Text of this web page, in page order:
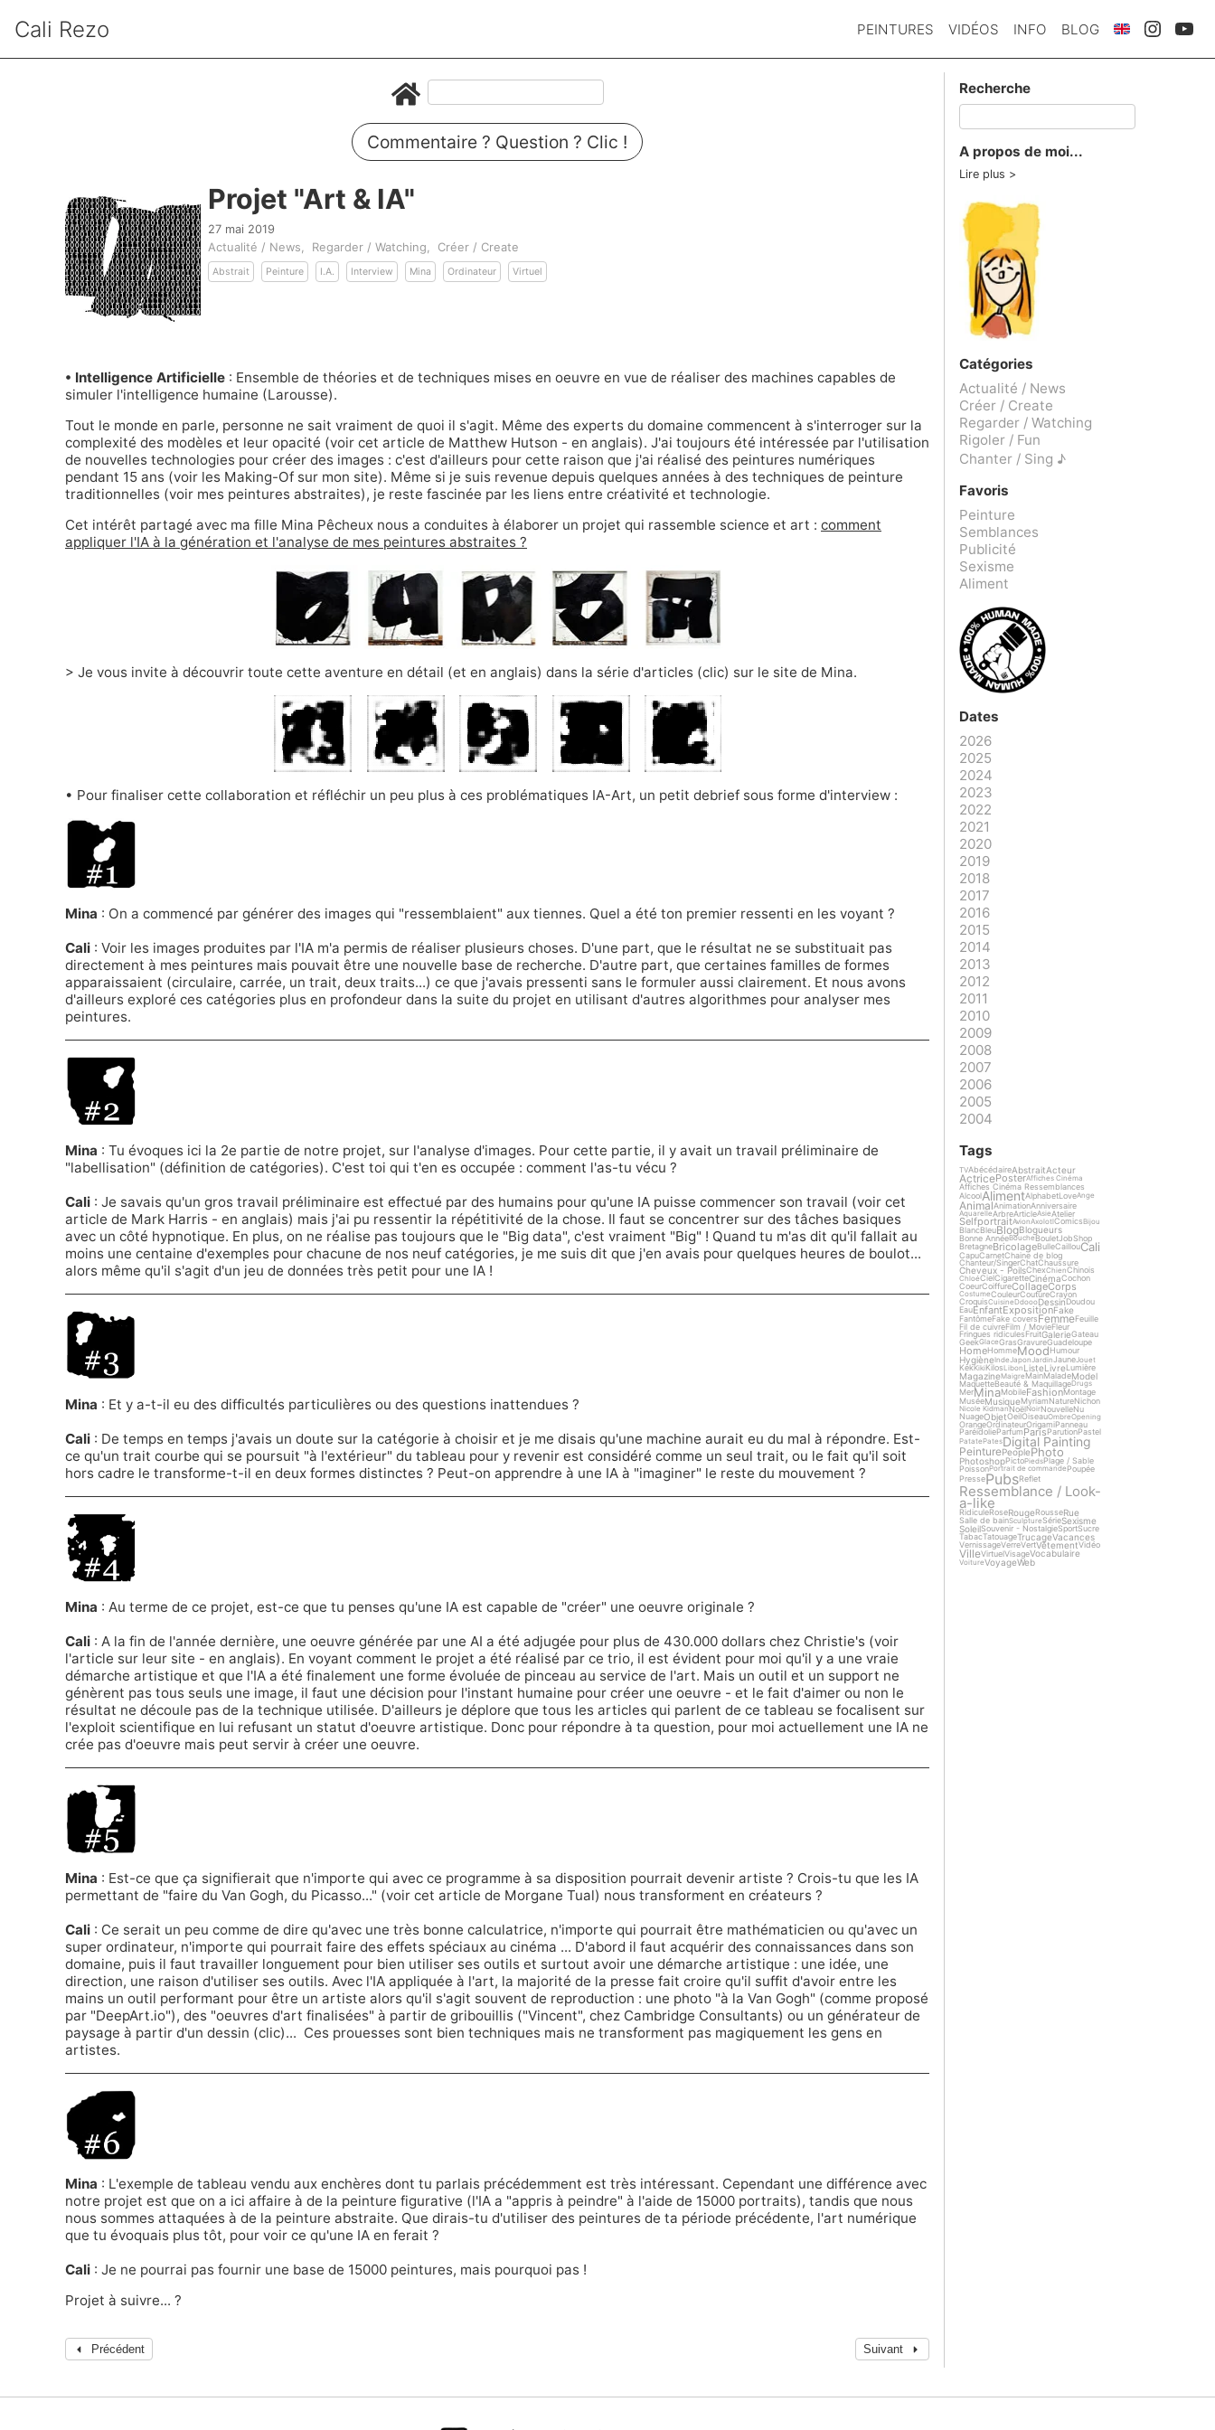
Cali Rezo PEINTURES VIDÉOS INFO BLOG
Commentaire ? Question ? Clic !
Projet "Art & IA"
27 mai 2019
Actualité / News Regarder / Watching Créer / Create
Abstrait Peinture I.A. Interview Mina Ordinateur Virtuel
• Intelligence Artificielle : Ensemble de théories et de techniques mises en oeuvre en vue de réaliser des machines capables de
simuler l'intelligence humaine (Larousse).
Tout le monde en parle, personne ne sait vraiment de quoi il s'agit. Même des experts du domaine commencent à s'interroger sur la
complexité des modèles et leur opacité (voir cet article de Matthew Hutson - en anglais). J'ai toujours été intéressée par l'utilisation
de nouvelles technologies pour créer des images : c'est d'ailleurs pour cette raison que j'ai réalisé des peintures numériques
pendant 15 ans (voir les Making-Of sur mon site). Même si je suis revenue depuis quelques années à des techniques de peinture
traditionnelles (voir mes peintures abstraites), je reste fascinée par les liens entre créativité et technologie.
Cet intérêt partagé avec ma fille Mina Pêcheux nous a conduites à élaborer un projet qui rassemble science et art : comment
appliquer l'IA à la génération et l'analyse de mes peintures abstraites ?
> Je vous invite à découvrir toute cette aventure en détail (et en anglais) dans la série d'articles (clic) sur le site de Mina.
• Pour finaliser cette collaboration et réfléchir un peu plus à ces problématiques IA-Art, un petit debrief sous forme d'interview :
Mina : On a commencé par générer des images qui "ressemblaient" aux tiennes. Quel a été ton premier ressenti en les voyant ?
Cali : Voir les images produites par l'IA m'a permis de réaliser plusieurs choses. D'une part, que le résultat ne se substituait pas
directement à mes peintures mais pouvait être une nouvelle base de recherche. D'autre part, que certaines familles de formes
apparaissaient (circulaire, carrée, un trait, deux traits...) ce que j'avais pressenti sans le formuler aussi clairement. Et nous avons
d'ailleurs exploré ces catégories plus en profondeur dans la suite du projet en utilisant d'autres algorithmes pour analyser mes
peintures.
Mina : Tu évoques ici la 2e partie de notre projet, sur l'analyse d'images. Pour cette partie, il y avait un travail préliminaire de
"labellisation" (définition de catégories). C'est toi qui t'en es occupée : comment l'as-tu vécu ?
Cali : Je savais qu'un gros travail préliminaire est effectué par des humains pour qu'une IA puisse commencer son travail (voir cet
article de Mark Harris - en anglais) mais j'ai pu ressentir la répétitivité de la chose. Il faut se concentrer sur des tâches basiques
avec un côté hypnotique. En plus, on ne réalise pas toujours que le "Big data", c'est vraiment "Big" ! Quand tu m'as dit qu'il fallait au
moins une centaine d'exemples pour chacune de nos neuf catégories, je me suis dit que j'en avais pour quelques heures de boulot...
alors même qu'il s'agit d'un jeu de données très petit pour une IA !
Mina : Et y a-t-il eu des difficultés particulières ou des questions inattendues ?
Cali : De temps en temps j'avais un doute sur la catégorie à choisir et je me disais qu'une machine aurait eu du mal à répondre. Est-
ce qu'un trait courbe qui se poursuit "à l'extérieur" du tableau pour y revenir est considéré comme un seul trait, ou le fait qu'il soit
hors cadre le transforme-t-il en deux formes distinctes ? Peut-on apprendre à une IA à "imaginer" le reste du mouvement ?
Mina : Au terme de ce projet, est-ce que tu penses qu'une IA est capable de "créer" une oeuvre originale ?
Cali : A la fin de l'année dernière, une oeuvre générée par une AI a été adjugée pour plus de 430.000 dollars chez Christie's (voir
l'article sur leur site - en anglais). En voyant comment le projet a été réalisé par ce trio, il est évident pour moi qu'il y a une vraie
démarche artistique et que l'IA a été finalement une forme évoluée de pinceau au service de l'art. Mais un outil et un support ne
génèrent pas tous seuls une image, il faut une décision pour l'instant humaine pour créer une oeuvre - et le fait d'aimer ou non le
résultat ne découle pas de la technique utilisée. D'ailleurs je déplore que tous les articles qui parlent de ce tableau se focalisent sur
l'exploit scientifique en lui refusant un statut d'oeuvre artistique. Donc pour répondre à ta question, pour moi actuellement une IA ne
crée pas d'oeuvre mais peut servir à créer une oeuvre.
Mina : Est-ce que ça signifierait que n'importe qui avec ce programme à sa disposition pourrait devenir artiste ? Crois-tu que les IA
permettant de "faire du Van Gogh, du Picasso..." (voir cet article de Morgane Tual) nous transforment en créateurs ?
Cali : Ce serait un peu comme de dire qu'avec une très bonne calculatrice, n'importe qui pourrait être mathématicien ou qu'avec un
super ordinateur, n'importe qui pourrait faire des effets spéciaux au cinéma ... D'abord il faut acquérir des connaissances dans son
domaine, puis il faut travailler longuement pour bien utiliser ses outils et surtout avoir une démarche artistique : une idée, une
direction, une raison d'utiliser ses outils. Avec l'IA appliquée à l'art, la majorité de la presse fait croire qu'il suffit d'avoir entre les
mains un outil performant pour être un artiste alors qu'il s'agit souvent de reproduction : une photo "à la Van Gogh" (comme proposé
par "DeepArt.io"), des "oeuvres d'art finalisées" à partir de gribouillis ("Vincent", chez Cambridge Consultants) ou un générateur de
paysage à partir d'un dessin (clic)... Ces prouesses sont bien techniques mais ne transforment pas magiquement les gens en
artistes.
Mina : L'exemple de tableau vendu aux enchères dont tu parlais précédemment est très intéressant. Cependant une différence avec
notre projet est que on a ici affaire à de la peinture figurative (l'IA a "appris à peindre" à l'aide de 15000 portraits), tandis que nous
nous sommes attaquées à de la peinture abstraite. Que dirais-tu d'utiliser des peintures de ta période précédente, l'art numérique
que tu évoquais plus tôt, pour voir ce qu'une IA en ferait ?
Cali : Je ne pourrai pas fournir une base de 15000 peintures, mais pourquoi pas !
Projet à suivre... ?
Précédent Suivant
Recherche
A propos de moi...
Lire plus
Catégories
Actualité / News
Créer / Create
Regarder / Watching
Rigoler / Fun
Chanter / Sing ♪
Favoris
Peinture
Semblances
Publicité
Sexisme
Aliment
Dates
2026
2025
2024
2023
2022
2021
2020
2019
2018
2017
2016
2015
2014
2013
2012
2011
2010
2009
2008
2007
2006
2005
2004
Tags
TVAbécédaireAbstraitActeur
ActricePosterAffiches Cinéma
Affiches Cinéma Ressemblances
AlcoolAlimentAlphabetLoveAnge
AnimalAnimationAnniversaire
AquarelleArbreArticleAsieAtelier
SelfportraitAvionAxolotlComicsBijou
BlancBleuBlogBlogueurs
Bonne AnnéeBoucheBouletJobShop
BretagneBricolageBulleCaillouCali
CapuCarnetChaine de blog
Chanteur/SingerChatChaussure
Cheveux - PoilsChexChienChinois
ChloéCielCigaretteCinémaCochon
CoeurCoiffureCollageCorps
CostumeCouleurCoutureCrayon
CroquisCuisineDdoooDessinDoudou
EauEnfantExpositionFake
FantômeFake coversFemmeFeuille
Fil de cuivreFilm / MovieFleur
Fringues ridiculesFruitGalerieGateau
GeekGlaceGrasGravureGuadeloupe
HomeHommeMoodHumour
HygièneInde Japon JardinJaune Jouet
KekKikiKilosLibon ListeLivreLumière
MagazineMaigre MainMaladeModel
MaquetteBeauté & MaquillageDrugs
MerMinaMobileFashionMontage
MuséeMusiqueMyriamNatureNichon
Nicole KidmanNoëlNoirNouvelleNu
NuageObjetOeilOiseauOmbreOpening
OrangeOrdinateurOrigamiPanneau
ParéidolieParfumParisParutionPastel
PatatePatesDigital Painting
PeinturePeoplePhoto
PhotoshopPictoPiedsPlage / Sable
PoissonPortrait de commande Poupée
PressePubsReflet
Ressemblance / Look-
a-like
RidiculeRoseRougeRousseRue
Salle de bainSculptureSérieSexisme
SoleilSouvenir - NostalgieSportSucre
TabacTatouageTrucageVacances
VernissageVerreVertVêtementVidéo
VilleVirtuelVisageVocabulaire
VoitureVoyageWeb